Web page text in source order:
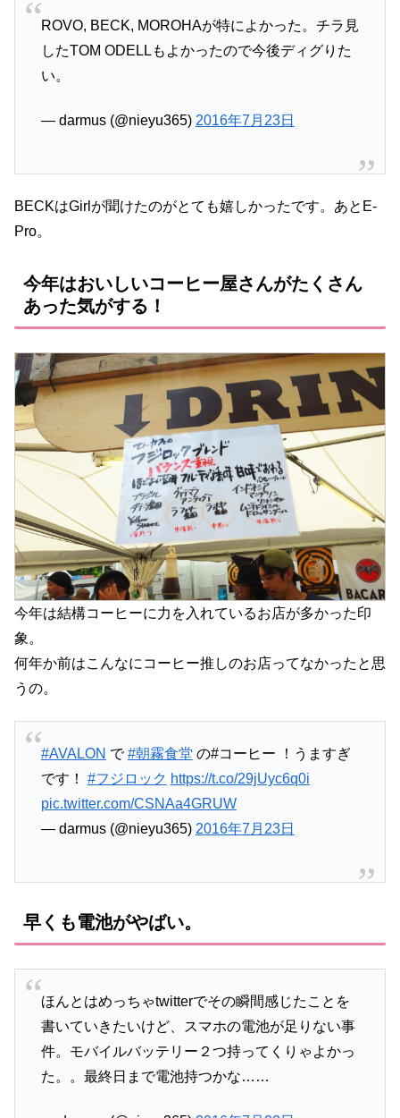
ROVO, BECK, MOROHAが特によかった。チラ見
したTOM ODELLもよかったので今後ディグりた
い。
— darmus (@nieyu365) 2016年7月23日
BECKはGirlが聞けたのがとても嬉しかったです。あとE-
Pro。
今年はおいしいコーヒー屋さんがたくさん
あった気がする！
今年は結構コーヒーに力を入れているお店が多かった印
象。
何年か前はこんなにコーヒー推しのお店ってなかったと思
うの。
#AVALON で#朝霧食堂 の#コーヒー ！うますぎ
です！ #フジロック https://t.co/29jUyc6q0i
pic.twitter.com/CSNAa4GRUW
— darmus (@nieyu365) 2016年7月23日
早くも電池がやばい。
ほんとはめっちゃtwitterでその瞬間感じたことを
書いていきたいけど、スマホの電池が足りない事
件。モバイルバッテリー２つ持ってくりゃよかっ
た。。最終日まで電池持つかな……